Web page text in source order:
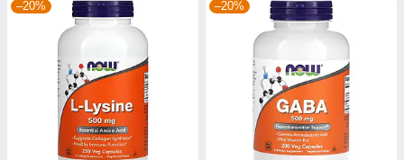
–20% –20%